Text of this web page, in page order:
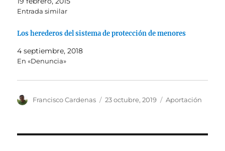
Entrada similar
Los herederos del sistema de protección de menores
4 septiembre, 2018
En «Denuncia»
Autor
Francisco Cardenas
Publicado
23 octubre, 2019 Categorías
Aportación